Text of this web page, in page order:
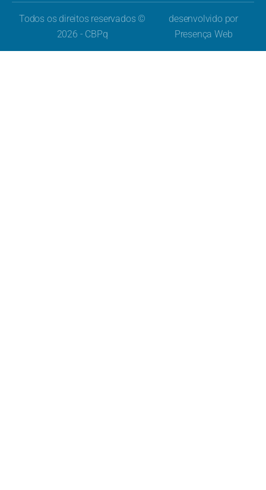
Todos os direitos reservados ©
2026 - CBPq
desenvolvido por
Presença Web